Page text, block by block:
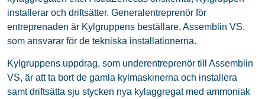
installerar och driftsätter. Generalentreprenör för
entreprenaden är Kylgruppens beställare, Assemblin VS,
som ansvarar för de tekniska installationerna.
Kylgruppens uppdrag, som underentreprenör till Assemblin
VS, är att ta bort de gamla kylmaskinerna och installera
samt driftsätta sju stycken nya kylaggregat med ammoniak